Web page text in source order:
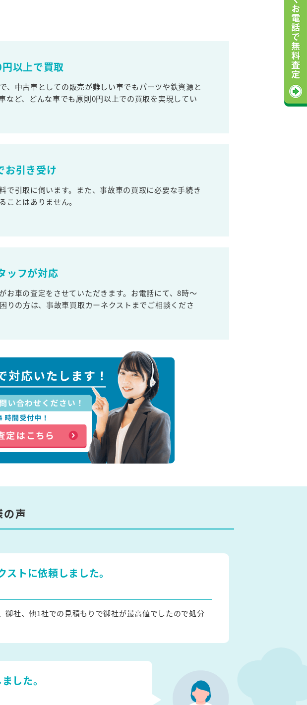
以上で買取
、中古車としての販売が難しい車でもパーツや鉄資源と
など、どんな車でも原則0円以上での買取を実現してい
お引き受け
で引取に伺います。また、事故車の買取に必要な手続き
とはありません。
ッフが対応
お車の査定をさせていただきます。お電話にて、8時～
りの方は、事故車買取カーネクストまでご相談くださ
声
ストに依頼しました。
御社、他1社での見積もりで御社が最高値でしたので処分
した。